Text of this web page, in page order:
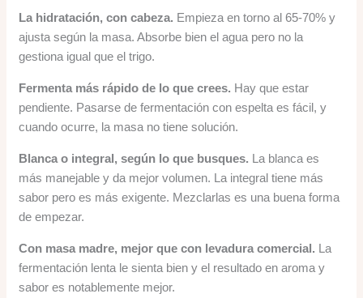
La hidratación, con cabeza. Empieza en torno al 65-70% y
ajusta según la masa. Absorbe bien el agua pero no la
gestiona igual que el trigo.
Fermenta más rápido de lo que crees. Hay que estar
pendiente. Pasarse de fermentación con espelta es fácil, y
cuando ocurre, la masa no tiene solución.
Blanca o integral, según lo que busques. La blanca es
más manejable y da mejor volumen. La integral tiene más
sabor pero es más exigente. Mezclarlas es una buena forma
de empezar.
Con masa madre, mejor que con levadura comercial. La
fermentación lenta le sienta bien y el resultado en aroma y
sabor es notablemente mejor.